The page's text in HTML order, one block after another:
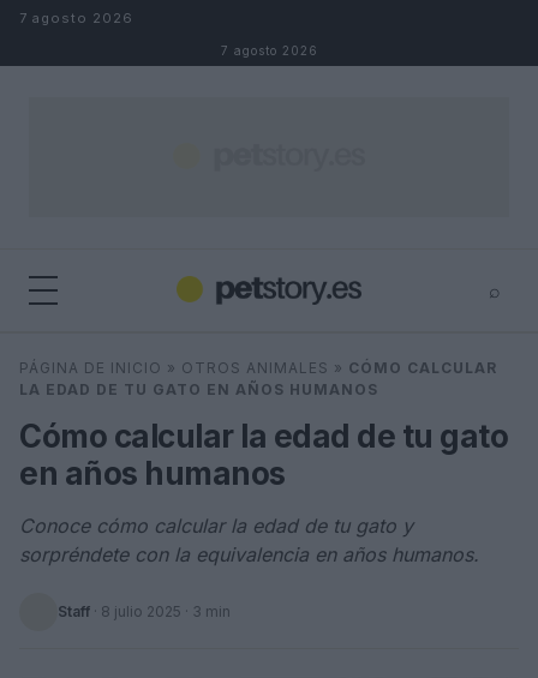
Saltar al contenido
7 agosto 2026
7 agosto 2026
⌕
Buscar ⌕ ×
PÁGINA DE INICIO » OTROS ANIMALES » CÓMO CALCULAR
LA EDAD DE TU GATO EN AÑOS HUMANOS
Cómo calcular la edad de tu gato
en años humanos
Conoce cómo calcular la edad de tu gato y
sorpréndete con la equivalencia en años humanos.
Staff · 8 julio 2025 · 3 min